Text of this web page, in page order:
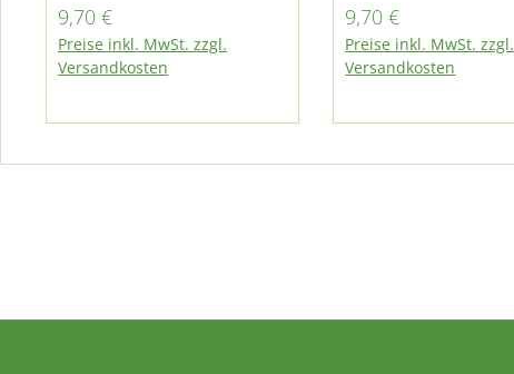
Regulärer Preis:
9,70 €
Preise inkl. MwSt. zzgl.
Versandkosten
Regulärer Preis:
9,70 €
Preise inkl. MwSt. zzgl.
Versandkosten